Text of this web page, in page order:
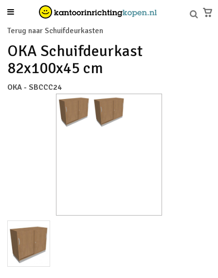
Terug naar Schuifdeurkasten
OKA Schuifdeurkast
82x100x45 cm
OKA - SBCCC24